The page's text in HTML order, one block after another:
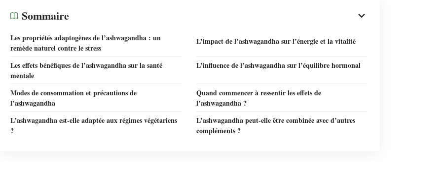
Sommaire
Les propriétés adaptogènes de l’ashwagandha : un
remède naturel contre le stress
L’impact de l’ashwagandha sur l’énergie et la vitalité
Les effets bénéfiques de l’ashwagandha sur la santé
mentale
L’influence de l’ashwagandha sur l’équilibre hormonal
Modes de consommation et précautions de
l’ashwagandha
Quand commencer à ressentir les effets de
l’ashwagandha ?
L’ashwagandha est-elle adaptée aux régimes végétariens
?
L’ashwagandha peut-elle être combinée avec d’autres
compléments ?